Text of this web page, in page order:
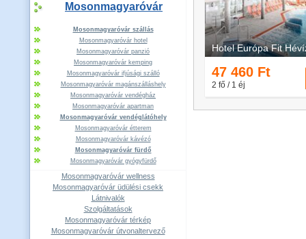
Mosonmagyaróvár
Mosonmagyaróvár szállás
Mosonmagyaróvár hotel
Mosonmagyaróvár panzió
Mosonmagyaróvár kemping
Mosonmagyaróvár ifjúsági szálló
Mosonmagyaróvár magánszálláshely
Mosonmagyaróvár vendégház
Mosonmagyaróvár apartman
Mosonmagyaróvár vendéglátóhely
Mosonmagyaróvár étterem
Mosonmagyaróvár kávézó
Mosonmagyaróvár fürdő
Mosonmagyaróvár gyógyfürdő
Mosonmagyaróvár wellness
Mosonmagyaróvár üdülési csekk
Látnivalók
Szolgáltatások
Mosonmagyaróvár térkép
Mosonmagyaróvár útvonaltervező